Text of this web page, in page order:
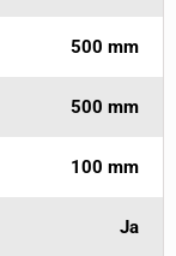
500 mm
500 mm
100 mm
Ja